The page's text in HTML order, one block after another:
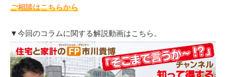
ご相談はこちらから
▼今回のコラムに関する解説動画はこちら。